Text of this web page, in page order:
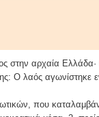
στην αρχαία
Ο λαός αγωνίστηκε
που